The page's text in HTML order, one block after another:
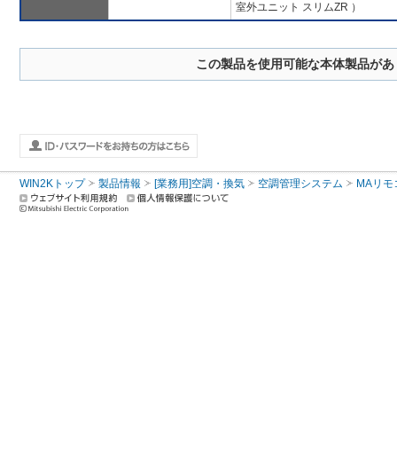
室外ユニット スリムZR ）
この製品を使用可能な本体製品が
WIN2Kトップ 製品情報 [業務用]空調・換気 空調管理システム MAリモ